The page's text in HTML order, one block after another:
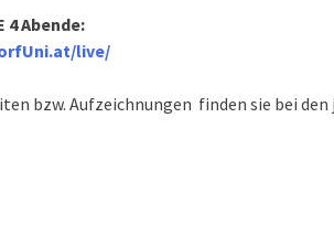
4 Abende:
live/
bzw. Aufzeichnungen finden sie bei